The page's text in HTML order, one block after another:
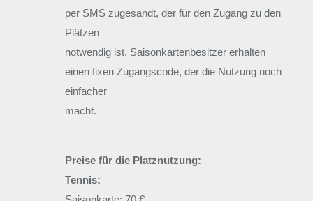
per SMS zugesandt, der für den Zugang zu den
Plätzen
notwendig ist. Saisonkartenbesitzer erhalten
einen fixen Zugangscode, der die Nutzung noch
einfacher
macht.
Preise für die Platznutzung:
Tennis: